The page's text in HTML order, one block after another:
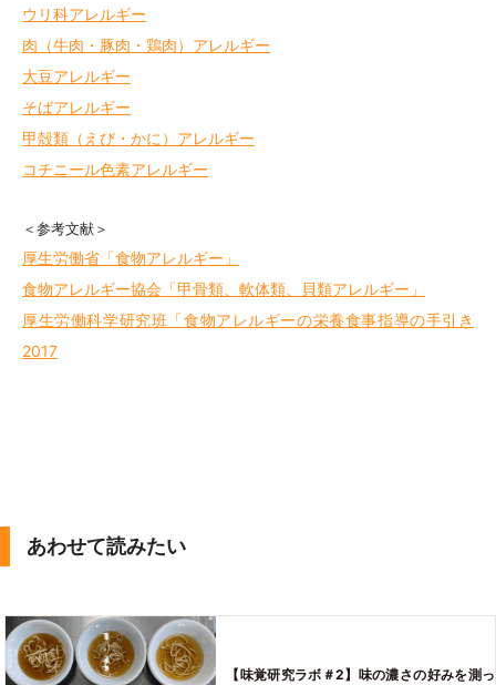
ウリ科アレルギー
肉（牛肉・豚肉・鶏肉）アレルギー
大豆アレルギー
そばアレルギー
甲殻類（えび・かに）アレルギー
コチニール色素アレルギー
＜参考文献＞
厚生労働省「食物アレルギー」
食物アレルギー協会「甲骨類、軟体類、貝類アレルギー」
厚生労働科学研究班「食物アレルギーの栄養食事指導の手引き
2017
あわせて読みたい
【味覚研究ラボ＃2】味の濃さの好みを測っ